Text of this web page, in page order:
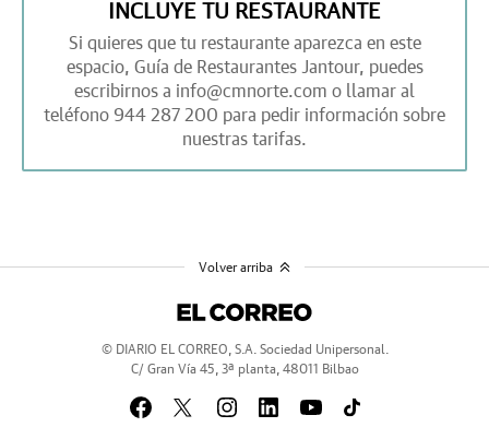
INCLUYE TU RESTAURANTE
Si quieres que tu restaurante aparezca en este
espacio, Guía de Restaurantes Jantour, puedes
escribirnos a info@cmnorte.com o llamar al
teléfono 944 287 200 para pedir información sobre
nuestras tarifas.
© DIARIO EL CORREO, S.A. Sociedad Unipersonal.
C/ Gran Vía 45, 3ª planta, 48011 Bilbao
Volver arriba